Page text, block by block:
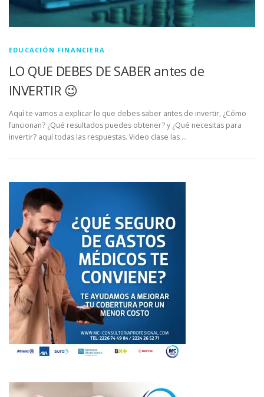
EDUCACIÓN FINANCIERA
LO QUE DEBES DE SABER antes de
INVERTIR 😉
Aquí te vamos a explicar lo que debes saber antes de invertir, ¿Cómo
funcionan? ¿Qué resultados puedes obtener? y ¿Qué necesitas para
invertir? aquí todas las respuestas. Video clase las …